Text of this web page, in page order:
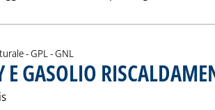
- GPL - GNL
E GASOLIO